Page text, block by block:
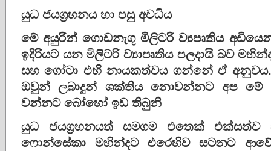
යුධ ජයග්‍රහනය හා පසු අවධිය
මේ අයුරින් ගොඩනැගූ මිලිටරි ව්‍යපෘතිය
ඉදිරියට යන මිලිටරි ව්‍යාපෘතිය පලදායි බව
සහ ගෝටා එහි නායකත්වය ගන්නේ ඒ අනුවය.
ඔවුන් ලබාදුන් ශක්තිය නොවන්නට අප මේ
වන්නට බෝහෝ ඉඩ තිබුනි
යුධ ජයග්‍රහනයත් සමගම එතෙක්
ෆොන්සේකා මහින්දට එරෙහිව සටනට